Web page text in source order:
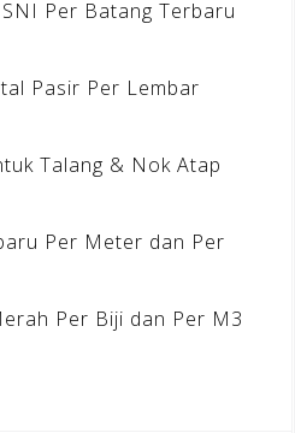
Per Batang Terbaru
Pasir Per Lembar
Talang & Nok Atap
Per Meter dan Per
Per Biji dan Per M3